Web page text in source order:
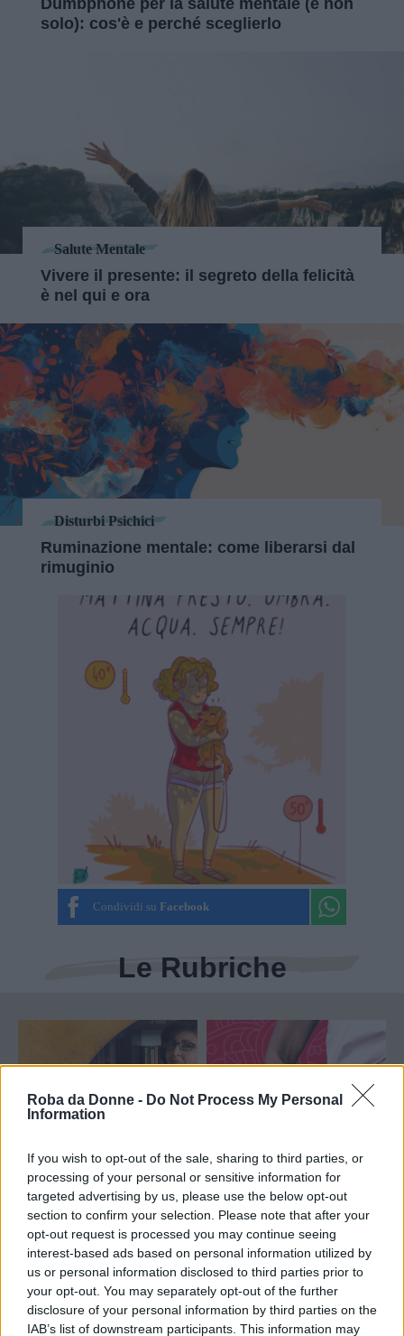
Roba da Donne - Do Not Process My Personal
Information
If you wish to opt-out of the sale, sharing to third parties, or
processing of your personal or sensitive information for
targeted advertising by us, please use the below opt-out
section to confirm your selection. Please note that after your
opt-out request is processed you may continue seeing
interest-based ads based on personal information utilized by
us or personal information disclosed to third parties prior to
your opt-out. You may separately opt-out of the further
disclosure of your personal information by third parties on the
IAB’s list of downstream participants. This information may
Dumbphone per la salute mentale (e non
solo): cos'è e perché sceglierlo
Salute Mentale
Vivere il presente: il segreto della felicità
è nel qui e ora
Disturbi Psichici
Ruminazione mentale: come liberarsi dal
rimuginio
Condividi su Facebook
Le Rubriche
Prendiamoci una
(meno)pausa
Chiamiamo le cose
col loro nome